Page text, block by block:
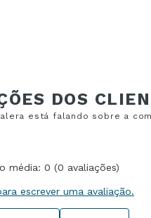
média: 0 (0 avaliações)
escrever uma avaliação.